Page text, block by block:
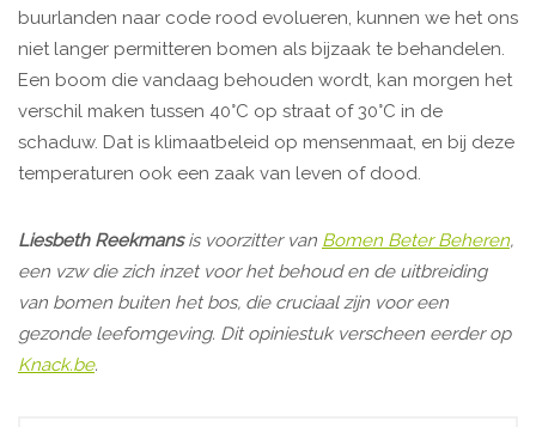
buurlanden naar code rood evolueren, kunnen we het ons
niet langer permitteren bomen als bijzaak te behandelen.
Een boom die vandaag behouden wordt, kan morgen het
verschil maken tussen 40°C op straat of 30°C in de
schaduw. Dat is klimaatbeleid op mensenmaat, en bij deze
temperaturen ook een zaak van leven of dood.
Liesbeth Reekmansis voorzitter van Bomen Beter Beheren,
een vzw die zich inzet voor het behoud en de uitbreiding
van bomen buiten het bos, die cruciaal zijn voor een
gezonde leefomgeving. Dit opiniestuk verscheen eerder op
Knack.be.